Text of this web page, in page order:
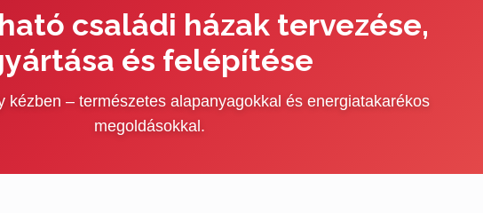
családi házak tervezése,
és felépítése
kézben – természetes alapanyagokkal és energiatakarékos
megoldásokkal.